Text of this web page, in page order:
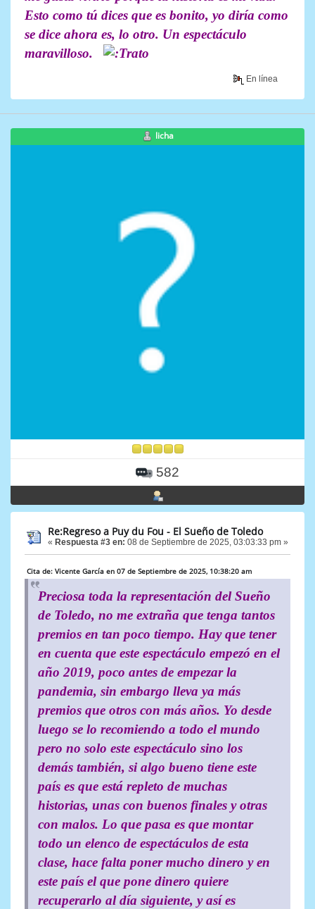
Esto como tú dices que es bonito, yo diría como
se dice ahora es, lo otro. Un espectáculo
maravilloso.
En línea
licha
582
Re:Regreso a Puy du Fou - El Sueño de Toledo
« Respuesta #3 en: 08 de Septiembre de 2025, 03:03:33 pm »
Cita de: Vicente García en 07 de Septiembre de 2025, 10:38:20 am
Preciosa toda la representación del Sueño
de Toledo, no me extraña que tenga tantos
premios en tan poco tiempo. Hay que tener
en cuenta que este espectáculo empezó en el
año 2019, poco antes de empezar la
pandemia, sin embargo lleva ya más
premios que otros con más años. Yo desde
luego se lo recomiendo a todo el mundo
pero no solo este espectáculo sino los
demás también, si algo bueno tiene este
país es que está repleto de muchas
historias, unas con buenos finales y otras
con malos. Lo que pasa es que montar
todo un elenco de espectáculos de esta
clase, hace falta poner mucho dinero y en
este país el que pone dinero quiere
recuperarlo al día siguiente, y así es